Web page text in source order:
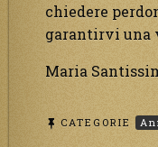
chiedere
garantirvi una
Maria
CATEGORIE